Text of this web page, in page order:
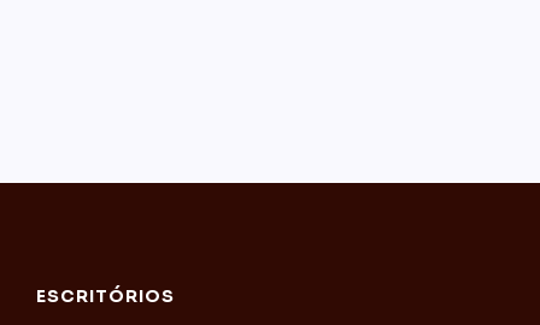
ESCRITÓRIOS